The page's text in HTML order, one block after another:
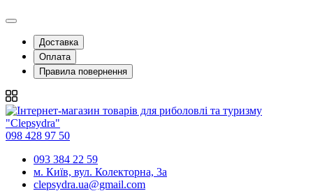
Доставка
Оплата
Правила повернення
098 428 97 50
093 384 22 59
м. Київ, вул. Колекторна, 3а
clepsydra.ua@gmail.com